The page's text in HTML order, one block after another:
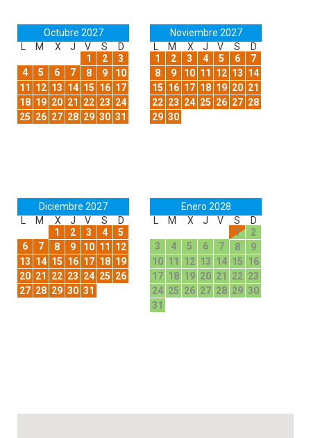
Octubre 2027
L
M X J V S
D
1
2
3
4
5 6 7 8 9
10
11
12 13 14 15 16 17
18 19 20 21 22 23 24
25 26 27 28 29 30 31
Noviembre 2027
L
M X J V S
D
1
2 3 4 5 6
7
8
9 10 11 12 13 14
15 16 17 18 19 20 21
22 23 24 25 26 27 28
29 30
Diciembre 2027
L
M X J V S
D
1
2 3 4
5
6
7 8 9 10 11
12
13 14 15 16 17 18 19
20 21 22 23 24 25 26
27 28 29 30 31
Enero 2028
L
M X J V S
D
1
2
3
4 5 6 7 8
9
10 11 12 13 14 15 16
17 18 19 20 21 22 23
24 25 26 27 28 29 30
31